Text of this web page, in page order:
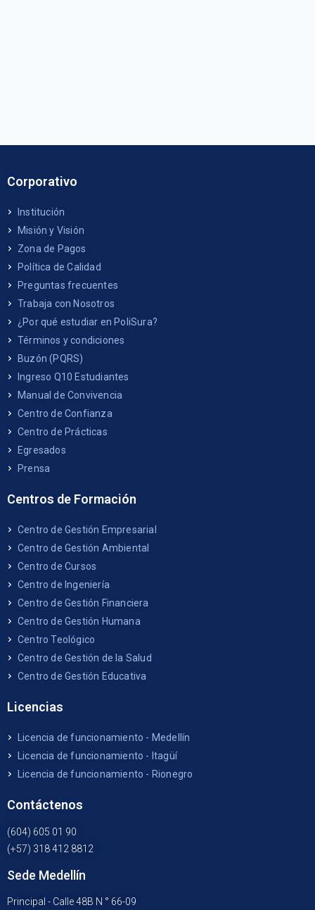
Corporativo
Institución
Misión y Visión
Zona de Pagos
Política de Calidad
Preguntas frecuentes
Trabaja con Nosotros
¿Por qué estudiar en PoliSura?
Términos y condiciones
Buzón (PQRS)
Ingreso Q10 Estudiantes
Manual de Convivencia
Centro de Confianza
Centro de Prácticas
Egresados
Prensa
Centros de Formación
Centro de Gestión Empresarial
Centro de Gestión Ambiental
Centro de Cursos
Centro de Ingeniería
Centro de Gestión Financiera
Centro de Gestión Humana
Centro Teológico
Centro de Gestión de la Salud
Centro de Gestión Educativa
Licencias
Licencia de funcionamiento - Medellín
Licencia de funcionamiento - Itagüí
Licencia de funcionamiento - Rionegro
Contáctenos
(604) 605 01 90
(+57) 318 412 8812
Sede Medellín
Principal - Calle 48B N ° 66-09